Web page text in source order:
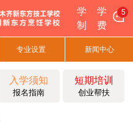
学
制
学
费
5
专业设置 新闻中心
入学须知
报名指南
短期培训
创业帮扶